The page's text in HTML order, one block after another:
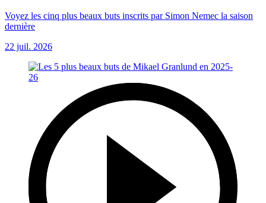
Voyez les cinq plus beaux buts inscrits par Simon Nemec la saison
dernière
22 juil. 2026